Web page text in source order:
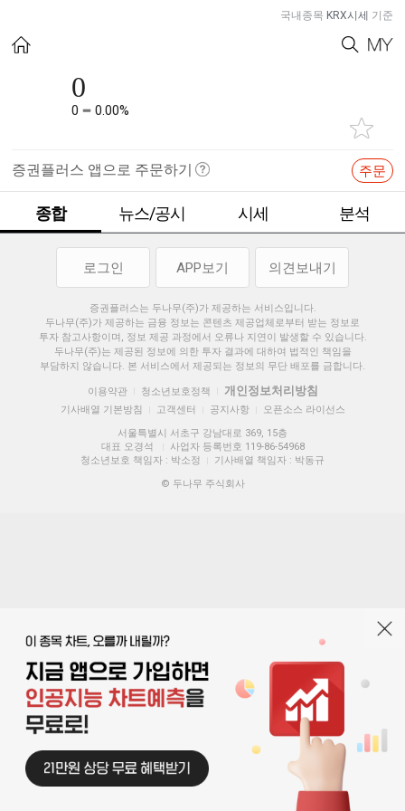
국내종목 KRX시세 기준
0
0 0.00%
증권플러스 앱으로 주문하기 주문
종합 뉴스/공시 시세 분석
로그인 APP보기 의견보내기
증권플러스는 두나무(주)가 제공하는 서비스입니다.
두나무(주)가 제공하는 금융 정보는 콘텐츠 제공업체로부터 받는 정보로
투자 참고사항이며, 정보 제공 과정에서 오류나 지연이 발생할 수 있습니다.
두나무(주)는 제공된 정보에 의한 투자 결과에 대하여 법적인 책임을
부담하지 않습니다. 본 서비스에서 제공되는 정보의 무단 배포를 금합니다.
이용약관 청소년보호정책 개인정보처리방침
기사배열 기본방침 고객센터 공지사항
오픈소스 라이선스
서울특별시 서초구 강남대로 369, 15층
대표 오경석
사업자 등록번호 119-86-54968
청소년보호 책임자 : 박소정
기사배열 책임자 : 박동규
© 두나무 주식회사